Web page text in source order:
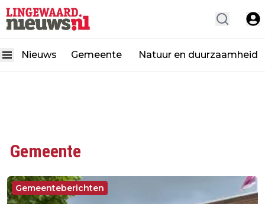
Nieuws Gemeente Natuur en duurzaamheid
Gemeente
Gemeenteberichten